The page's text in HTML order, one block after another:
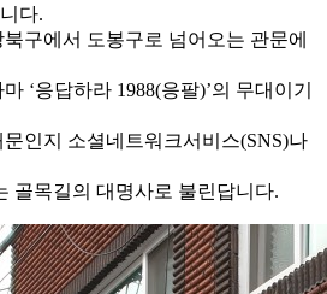
다.
구에서 도봉구로 넘어오는 관문에
‘응답하라 1988(응팔)’의 무대이기
인지 소셜네트워크서비스(SNS)나
골목길의 대명사로 불린답니다.